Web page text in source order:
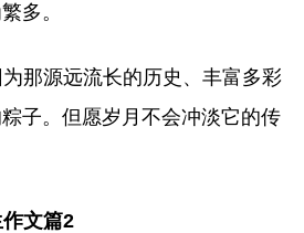
多。
那源远流长的历史、丰富多彩
子。但愿岁月不会冲淡它的传
文篇2